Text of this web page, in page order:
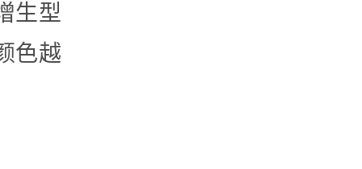
生型
色越